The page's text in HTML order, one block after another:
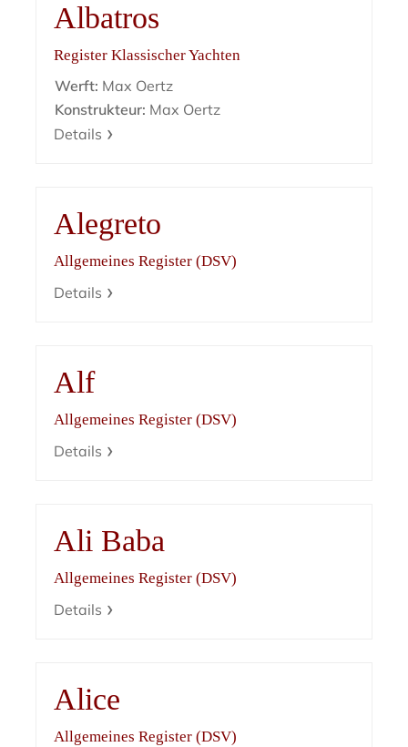
Albatros
Register Klassischer Yachten
Werft: Max Oertz
Konstrukteur: Max Oertz
Details
Alegreto
Allgemeines Register (DSV)
Details
Alf
Allgemeines Register (DSV)
Details
Ali Baba
Allgemeines Register (DSV)
Details
Alice
Allgemeines Register (DSV)